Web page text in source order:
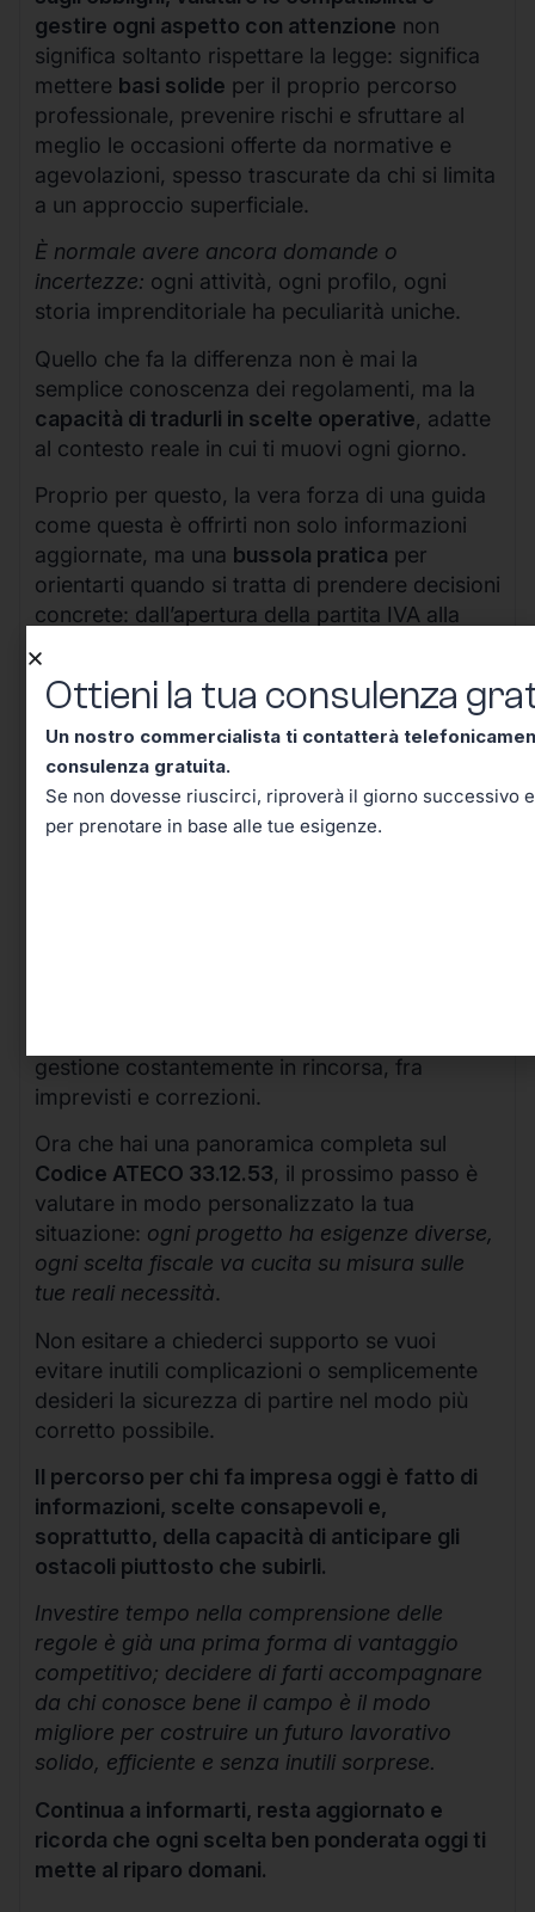
gestire ogni aspetto con attenzione non
significa soltanto rispettare la legge: significa
mettere basi solide per il proprio percorso
professionale, prevenire rischi e sfruttare al
meglio le occasioni offerte da normative e
agevolazioni, spesso trascurate da chi si limita
a un approccio superficiale.
È normale avere ancora domande o
incertezze: ogni attività, ogni profilo, ogni
storia imprenditoriale ha peculiarità uniche.
Quello che fa la differenza non è mai la
semplice conoscenza dei regolamenti, ma la
capacità di tradurli in scelte operative, adatte
al contesto reale in cui ti muovi ogni giorno.
Proprio per questo, la vera forza di una guida
come questa è offrirti non solo informazioni
aggiornate, ma una bussola pratica per
orientarti quando si tratta di prendere decisioni
concrete: dall’apertura della partita IVA alla
consulenza o di un confronto con chi affronta
questi temi ogni giorno:
precisa c’è esperienza maturata su casi
concreti, attenzione ai dettagli e l’abitudine a
gestione costantemente in rincorsa, fra
imprevisti e correzioni.
Ora che hai una panoramica completa sul
Codice ATECO 33.12.53, il prossimo passo è
valutare in modo personalizzato la tua
situazione: ogni progetto ha esigenze diverse,
ogni scelta fiscale va cucita su misura sulle
tue reali necessità.
Non esitare a chiederci supporto se vuoi
evitare inutili complicazioni o semplicemente
desideri la sicurezza di partire nel modo più
corretto possibile.
Il percorso per chi fa impresa oggi è fatto di
informazioni, scelte consapevoli e,
soprattutto, della capacità di anticipare gli
ostacoli piuttosto che subirli.
Investire tempo nella comprensione delle
regole è già una prima forma di vantaggio
competitivo; decidere di farti accompagnare
da chi conosce bene il campo è il modo
migliore per costruire un futuro lavorativo
solido, efficiente e senza inutili sorprese.
Continua a informarti, resta aggiornato e
ricorda che ogni scelta ben ponderata oggi ti
mette al riparo domani.
Ottieni la tua consulenza
Un nostro commercialista ti contatterà
consulenza gratuita.
Se non dovesse riuscirci, riproverà il giorno successivo
per prenotare in base alle tue esigenze.